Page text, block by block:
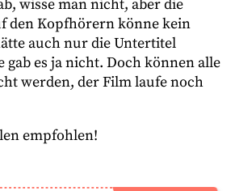
wisse man nicht, aber die
den Kopfhörern könne kein
auch nur die Untertitel
gab es ja nicht. Doch können alle
werden, der Film laufe noch
empfohlen!